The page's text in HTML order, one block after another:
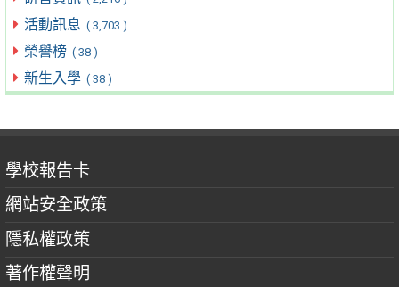
活動訊息 ( 3,703 )
榮譽榜 ( 38 )
新生入學 ( 38 )
學校報告卡
網站安全政策
隱私權政策
著作權聲明